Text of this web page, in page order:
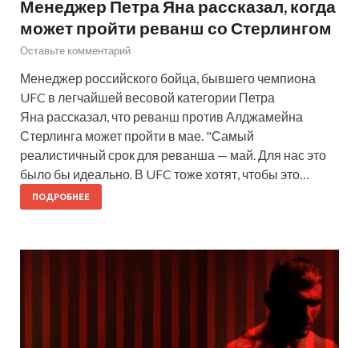
Менеджер Петра Яна рассказал, когда
может пройти реванш со Стерлингом
Оставьте комментарий
Менеджер российского бойца, бывшего чемпиона
UFC в легчайшей весовой категории Петра
Яна рассказал, что реванш против Алджамейна
Стерлинга может пройти в мае. "Самый
реалистичный срок для реванша — май. Для нас это
было бы идеально. В UFC тоже хотят, чтобы это…
ПОДРОБНЕЕ